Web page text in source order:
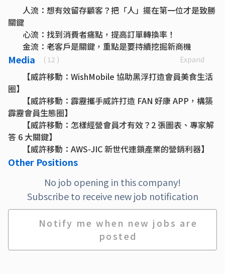
人流：想有效留存顧客？把「人」擺在第一位才是致勝
關鍵
心流：找到消費者痛點，提高訂單轉換率！
金流：老客戶是關鍵，重點是要持續挖掘新商機
外帶外送：後疫情時代的餐飲零售新常態！
跨店分批取：發展超商咖啡寄杯只要 2 步驟，輕鬆圈住
顧客後續消費！
訂閱制：產業趨勢跟著走！快用訂閱新商模綁住消費者
的心
商模｜會員制商模轉型
以科技實現行動生活，讓生活變得更智慧、更便利
Media ( 12 ) Expand
【威許移動：WishMobile 協助黑浮打造會員美食生活
圈】
【威許移動：霹靂攜手威許打造 FAN 好康 APP，構築
霹靂會員生態圈】
【威許移動：怎樣經營會員才有效？2 張圖表、專家解
答 6 大關鍵】
【威許移動：AWS-JIC 新世代連鎖產業的營銷利器】
【威許移動：企業品牌 APP 開發與設計公司最佳選
【威許移動：擁有數據還要發揮數據價值，MarTech
是如何做到精準行銷的？】
【威許移動：以 MarTech 助零售餐飲業者極大化 O2O
【威許移動：品牌交流平台「舌尖會」聯合25家知名餐
飲推「捧友，呷飽味！」】
Other Positions
No job opening in this company!
Subscribe to receive new job notification
Notify me when new jobs are
posted